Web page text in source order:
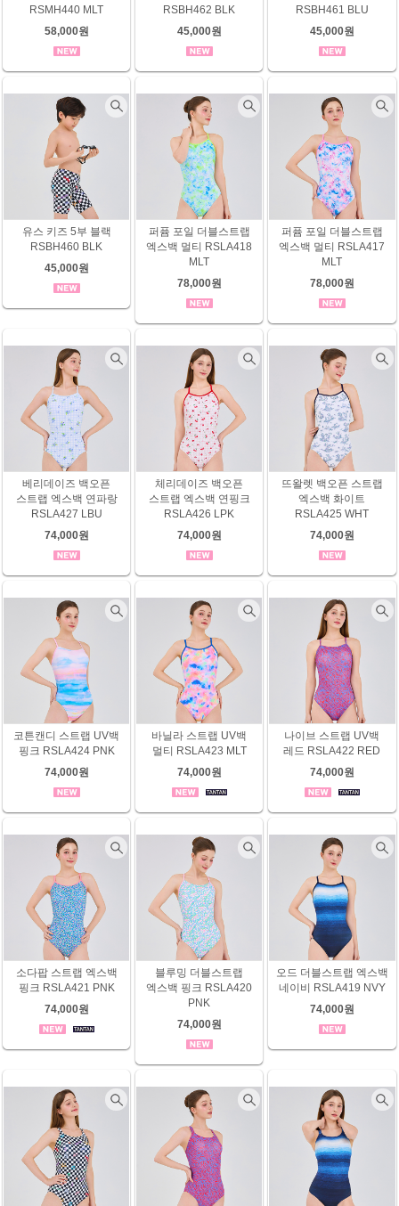
RSMH440 MLT
58,000원
RSBH462 BLK
45,000원
RSBH461 BLU
45,000원
유스 키즈 5부 블랙
RSBH460 BLK
45,000원
퍼퓸 포일 더블스트랩
엑스백 멀티 RSLA418
MLT
78,000원
퍼퓸 포일 더블스트랩
엑스백 멀티 RSLA417
MLT
78,000원
베리데이즈 백오픈
스트랩 엑스백 연파랑
RSLA427 LBU
74,000원
체리데이즈 백오픈
스트랩 엑스백 연핑크
RSLA426 LPK
74,000원
뜨왈렛 백오픈 스트랩
엑스백 화이트
RSLA425 WHT
74,000원
코튼캔디 스트랩 UV백
핑크 RSLA424 PNK
74,000원
바닐라 스트랩 UV백
멀티 RSLA423 MLT
74,000원
나이브 스트랩 UV백
레드 RSLA422 RED
74,000원
소다팝 스트랩 엑스백
핑크 RSLA421 PNK
74,000원
블루밍 더블스트랩
엑스백 핑크 RSLA420
PNK
74,000원
오드 더블스트랩 엑스백
네이비 RSLA419 NVY
74,000원